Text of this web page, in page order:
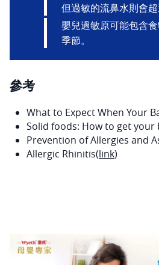
但過敏的流鼻水則會超
嬰兒過敏原可能包含
季節。
參考
What to Expect When Your
Solid foods: How to get your
Prevention of Allergies and
Allergic Rhinitis(link)